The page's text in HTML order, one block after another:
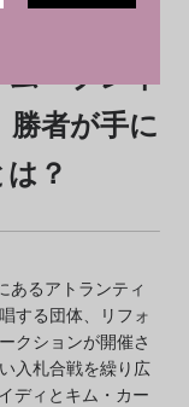
・ブレイ
者が手に
？
あるアトランティ
する団体、リフォ
クションが開催さ
入札合戦を繰り広
ディとキム・カー